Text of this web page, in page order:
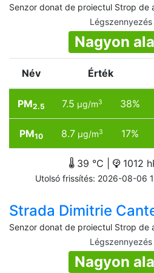
Senzor donat de proiectul Strop de
Nagyon
Név Érték
PM2.5 7.5 µg/m3 38%
PM10 8.7 µg/m3 17%
39 °C | 1012
Utolsó frissítés: 2026-08-06
Strada Dimitrie
Senzor donat de proiectul Strop de
Nagyon